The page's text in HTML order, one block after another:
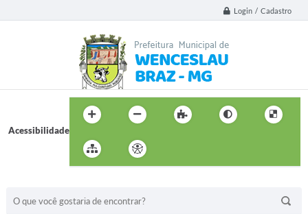
Login / Cadastro
Acessibilidade